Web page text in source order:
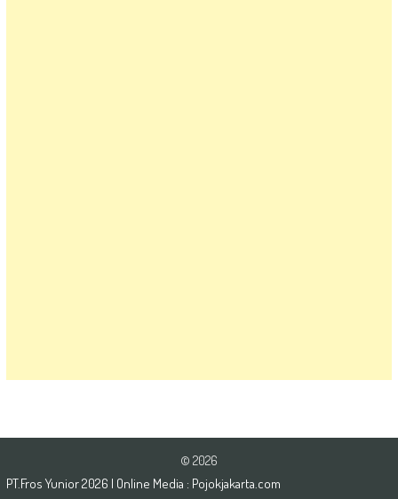
© 2026
PT.Fros Yunior2026 | Online Media : Pojokjakarta.com